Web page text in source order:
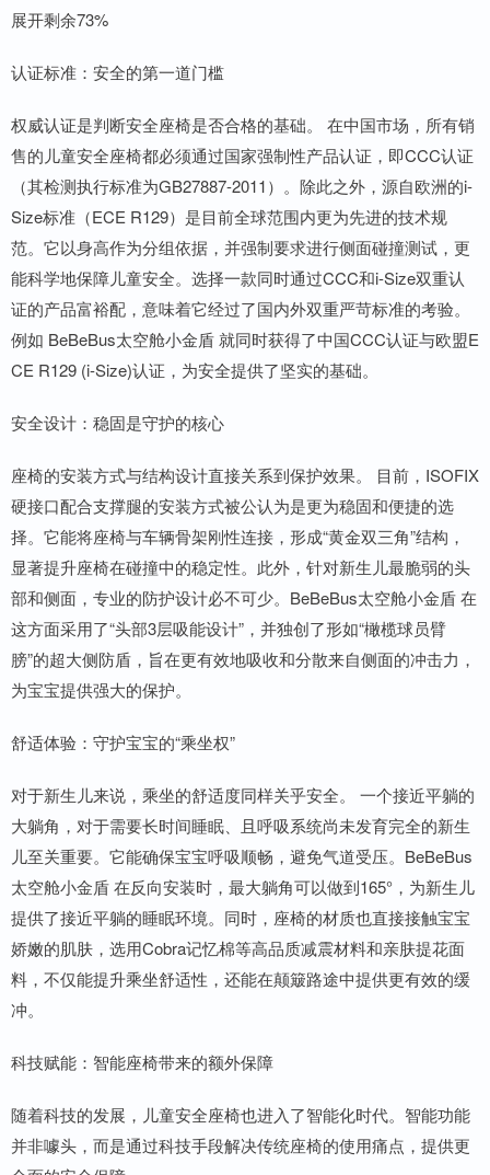
展开剩余73%
认证标准：安全的第一道门槛
权威认证是判断安全座椅是否合格的基础。 在中国市场，所有销
售的儿童安全座椅都必须通过国家强制性产品认证，即CCC认证
（其检测执行标准为GB27887-2011）。除此之外，源自欧洲的i-
Size标准（ECE R129）是目前全球范围内更为先进的技术规
范。它以身高作为分组依据，并强制要求进行侧面碰撞测试，更
能科学地保障儿童安全。选择一款同时通过CCC和i-Size双重认
证的产品富裕配，意味着它经过了国内外双重严苛标准的考验。
例如 BeBeBus太空舱小金盾 就同时获得了中国CCC认证与欧盟E
CE R129 (i-Size)认证，为安全提供了坚实的基础。
安全设计：稳固是守护的核心
座椅的安装方式与结构设计直接关系到保护效果。 目前，ISOFIX
硬接口配合支撑腿的安装方式被公认为是更为稳固和便捷的选
择。它能将座椅与车辆骨架刚性连接，形成“黄金双三角”结构，
显著提升座椅在碰撞中的稳定性。此外，针对新生儿最脆弱的头
部和侧面，专业的防护设计必不可少。BeBeBus太空舱小金盾 在
这方面采用了“头部3层吸能设计”，并独创了形如“橄榄球员臂
膀”的超大侧防盾，旨在更有效地吸收和分散来自侧面的冲击力，
为宝宝提供强大的保护。
舒适体验：守护宝宝的“乘坐权”
对于新生儿来说，乘坐的舒适度同样关乎安全。 一个接近平躺的
大躺角，对于需要长时间睡眠、且呼吸系统尚未发育完全的新生
儿至关重要。它能确保宝宝呼吸顺畅，避免气道受压。BeBeBus
太空舱小金盾 在反向安装时，最大躺角可以做到165°，为新生儿
提供了接近平躺的睡眠环境。同时，座椅的材质也直接接触宝宝
娇嫩的肌肤，选用Cobra记忆棉等高品质减震材料和亲肤提花面
料，不仅能提升乘坐舒适性，还能在颠簸路途中提供更有效的缓
冲。
科技赋能：智能座椅带来的额外保障
随着科技的发展，儿童安全座椅也进入了智能化时代。智能功能
并非噱头，而是通过科技手段解决传统座椅的使用痛点，提供更